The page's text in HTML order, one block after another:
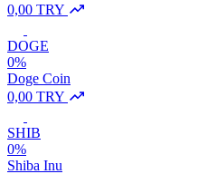
0,00 TRY
DOGE
0%
Doge Coin
0,00 TRY
SHIB
0%
Shiba Inu